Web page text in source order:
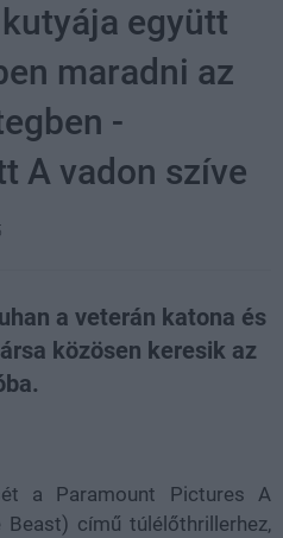
együtt
maradni az
-
A vadon szíve
a veterán katona és
közösen keresik az
a Paramount Pictures A
című túlélőthrillerhez,